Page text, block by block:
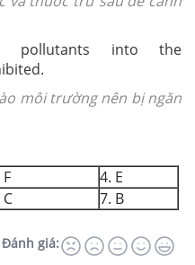
pollutants into the
môi trường nên bị ngăn
4. E
C 7. B
Đánh giá: